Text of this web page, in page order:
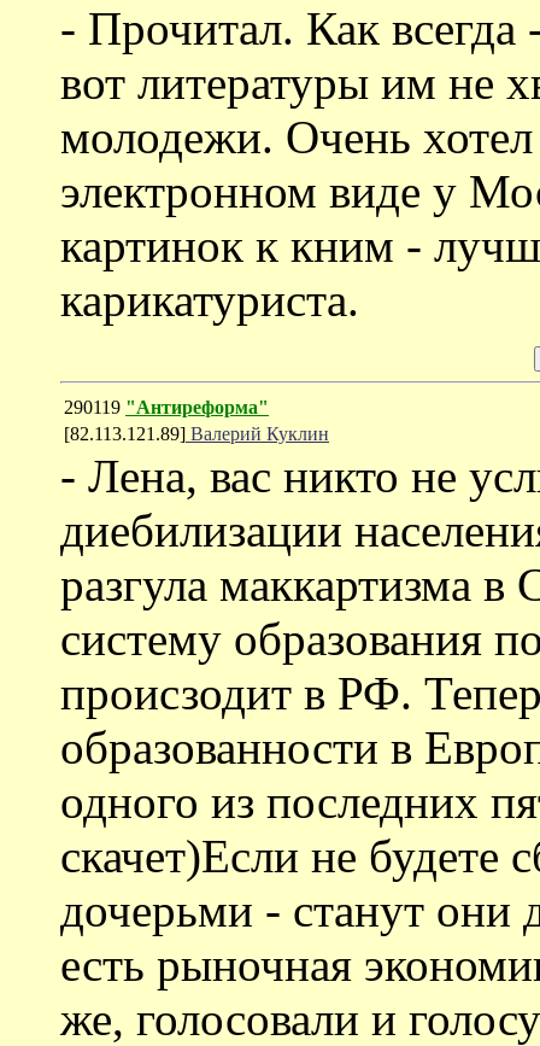
- Прочитал. Как всегда
вот литературы им не
молодежи. Очень хотел
электронном виде у
картинок к кним -
карикатуриста.
290119 "Антиреформа"
[82.113.121.89] Валерий Куклин
- Лена, вас никто не
диебилизации
разгула маккартизма
систему образования
происзодит в РФ.
образованности в
одного из последних
скачет)Если не будете
дочерьми - станут
есть рыночная
же, голосовали и